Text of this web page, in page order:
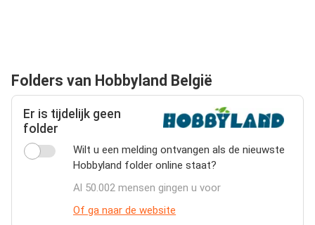
Folders van Hobbyland België
Er is tijdelijk geen
folder
Wilt u een melding ontvangen als de nieuwste
Hobbyland folder online staat?
Al 50.002 mensen gingen u voor
Of ga naar de website